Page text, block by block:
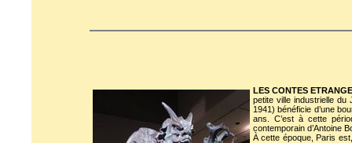
LES CONTES
petite ville industrielle
1941) bénéficie d’une
ans. C’est à cette
contemporain d’Antoine
À cette époque, Paris